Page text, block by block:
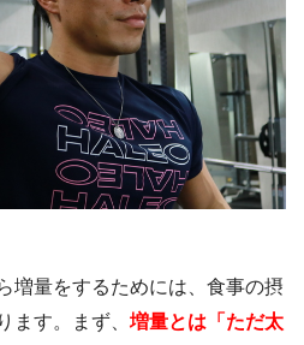
増量をするためには、食事の摂
ます。まず、 増量とは「ただ太